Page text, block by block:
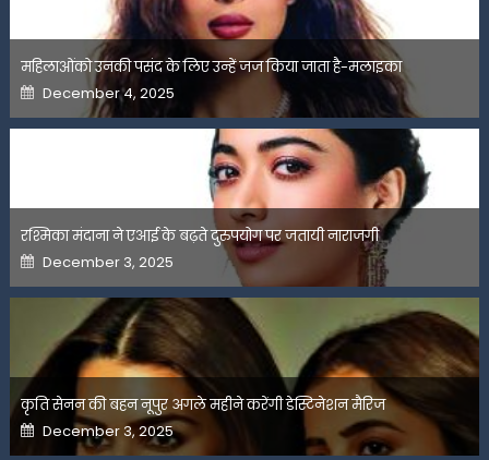
महिलाओंको उनकी पसंद के लिए उन्हें जज किया जाता है-मलाइका
Posted
on
December 4, 2025
रश्मिका मंदाना ने एआई के बढ़ते दुरुपयोग पर जतायी नाराजगी
Posted
on
December 3, 2025
कृति सेनन की बहन नूपुर अगले महीने करेंगी डेस्टिनेशन मैरिज
Posted
on
December 3, 2025